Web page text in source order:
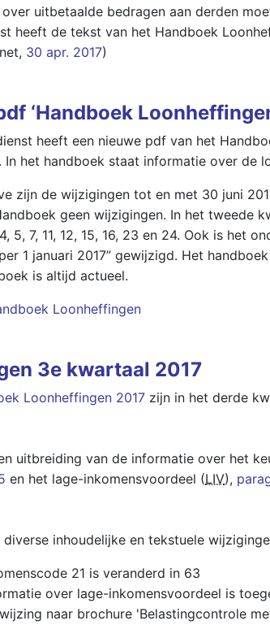
uitbetaalde bedragen aan derden
heeft de tekst van het Handboek
30 apr. 2017)
‘Handboek
heeft een nieuwe pdf van het
In het handboek staat informatie over de
zijn de wijzigingen tot en met 30 juni
geen wijzigingen. In het tweede
5, 7, 11, 12, 15, 16, 23 en 24. Ook is het
1 januari 2017” gewijzigd. Het
is altijd actueel.
Loonheffingen
3e kwartaal 2017
Loonheffingen 2017 zijn in het derde
uitbreiding van de informatie over het
en het lage-inkomensvoordeel (LIV),
diverse inhoudelijke en tekstuele
21 is veranderd in 63
over lage-inkomensvoordeel is
naar brochure 'Belastingcontrole